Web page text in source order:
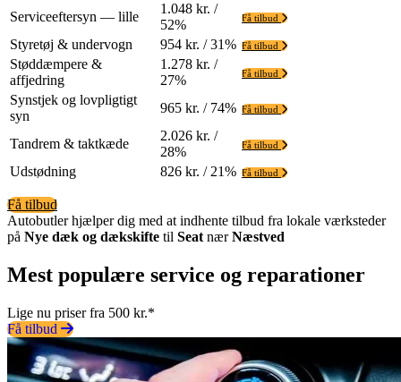
Serviceeftersyn — lille
1.048 kr. /
52%
Få tilbud
Styretøj & undervogn 954 kr. / 31% Få tilbud
Støddæmpere &
affjedring
1.278 kr. /
27%
Få tilbud
Synstjek og lovpligtigt
syn
965 kr. / 74% Få tilbud
Tandrem & taktkæde
2.026 kr. /
28%
Få tilbud
Udstødning 826 kr. / 21% Få tilbud
Få tilbud
Autobutler hjælper dig med at indhente tilbud fra lokale værksteder
på Nye dæk og dækskifte til Seat nærNæstved
Mest populære service og reparationer
Lige nu priser fra 500 kr.*
Få tilbud